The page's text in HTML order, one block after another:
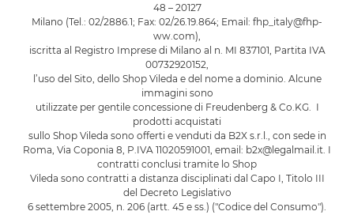
48 – 20127
Milano (Tel.: 02/2886.1; Fax: 02/26.19.864; Email: fhp_italy@fhp-
ww.com),
iscritta al Registro Imprese di Milano al n. MI 837101, Partita IVA
00732920152,
l’uso del Sito, dello Shop Vileda e del nome a dominio. Alcune
immagini sono
utilizzate per gentile concessione di Freudenberg & Co.KG. I
prodotti acquistati
sullo Shop Vileda sono offerti e venduti da B2X s.r.l., con sede in
Roma, Via Coponia 8, P.IVA 11020591001, email: b2x@legalmail.it. I
contratti conclusi tramite lo Shop
Vileda sono contratti a distanza disciplinati dal Capo I, Titolo III
del Decreto Legislativo
6 settembre 2005, n. 206 (artt. 45 e ss.) ("Codice del Consumo").